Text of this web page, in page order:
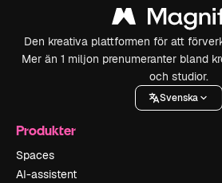
Den kreativa plattformen för att
Mer än 1 miljon prenumeranter bland
och studior.
Svenska
Produkter
Spaces
AI-assistent